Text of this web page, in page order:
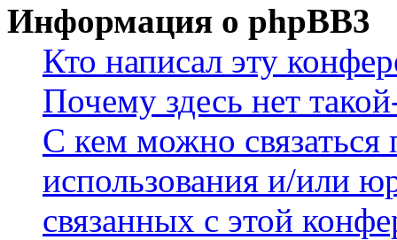
Информация о phpBB3
Кто написал эту
Почему здесь нет
С кем можно связаться
использования и/или
связанных с этой